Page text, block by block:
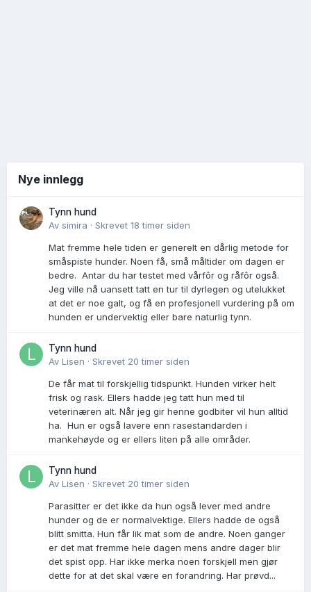
Nye innlegg
Tynn hund
Av simira · Skrevet 18 timer siden
Mat fremme hele tiden er generelt en dårlig metode for
småspiste hunder. Noen få, små måltider om dagen er
bedre. Antar du har testet med vårfôr og råfôr også.
Jeg ville nå uansett tatt en tur til dyrlegen og utelukket
at det er noe galt, og få en profesjonell vurdering på om
hunden er undervektig eller bare naturlig tynn.
Tynn hund
Av Lisen · Skrevet 20 timer siden
De får mat til forskjellig tidspunkt. Hunden virker helt
frisk og rask. Ellers hadde jeg tatt hun med til
veterinæren alt. Når jeg gir henne godbiter vil hun alltid
ha. Hun er også lavere enn rasestandarden i
mankehøyde og er ellers liten på alle områder.
Tynn hund
Av Lisen · Skrevet 20 timer siden
Parasitter er det ikke da hun også lever med andre
hunder og de er normalvektige. Ellers hadde de også
blitt smitta. Hun får lik mat som de andre. Noen ganger
er det mat fremme hele dagen mens andre dager blir
det spist opp. Har ikke merka noen forskjell men gjør
dette for at det skal være en forandring. Har prøvd...